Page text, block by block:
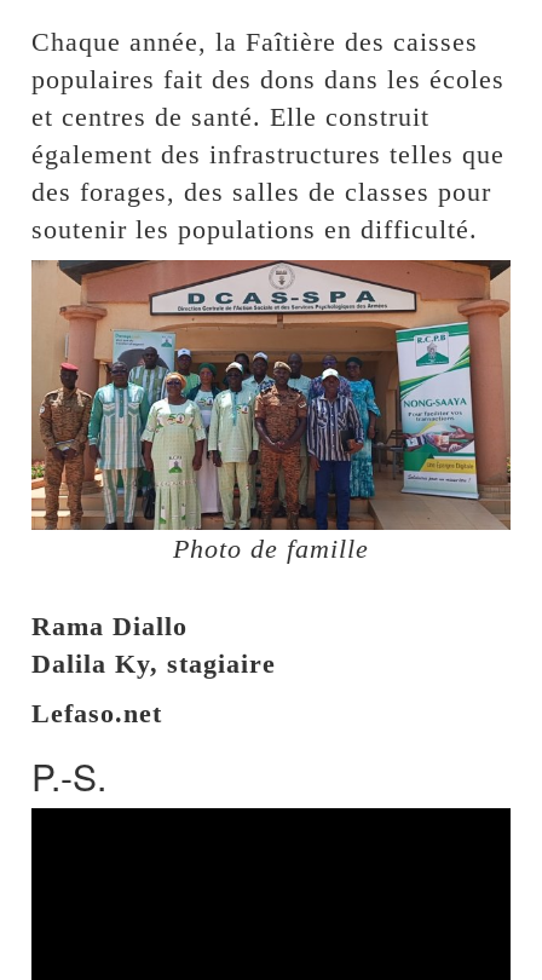
Chaque année, la Faîtière des caisses
populaires fait des dons dans les écoles
et centres de santé. Elle construit
également des infrastructures telles que
des forages, des salles de classes pour
soutenir les populations en difficulté.
Photo de famille
Rama Diallo
Dalila Ky, stagiaire
Lefaso.net
P.-S.